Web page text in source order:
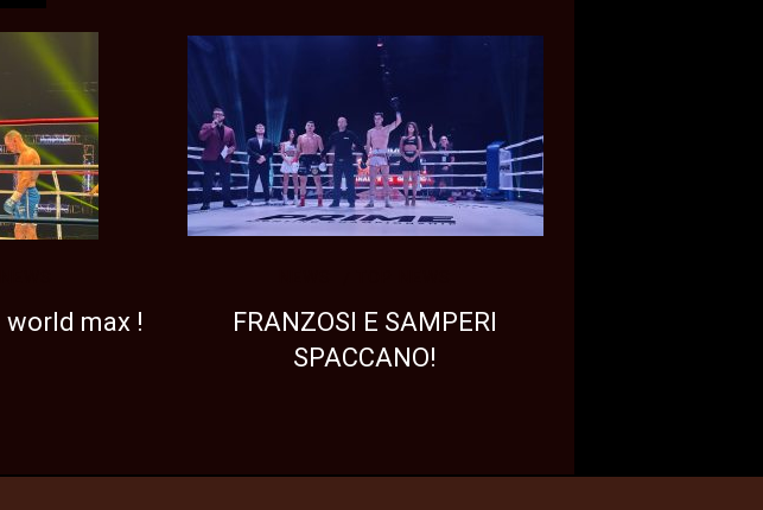
world max !
FRANZOSI E SAMPERI
SPACCANO!